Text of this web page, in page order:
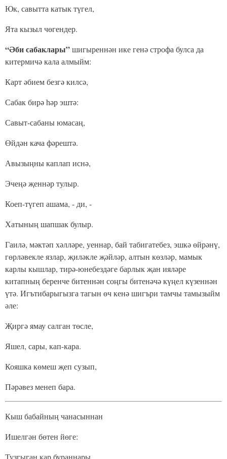
Юк, савытта катык түгел,
Ята кызыл чөгендер.
“Әби сабаклары”шигыреннән ике генә строфа булса да
китермичә кала алмыйм:
Карт әбием безгә килсә,
Сабак бирә һәр эштә:
Савыт-сабаны юмасаң,
Өйдән кача фәрештә.
Авызыңны каплап иснә,
Эчеңә җеннәр тулыр.
Коеп-түгеп ашама, - ди, -
Хатының шапшак булыр.
Гаилә, мәктәп хәлләре, уеннар, бай табигатебез, эшкә өйрәнү,
гөрләвекле язлар, җиләкле җәйләр, алтын көзләр, мамык
карлы кышлар, тирә-юнебездәге барлык җан ияләре
китапның беренче битеннән соңгы битенәчә күңел күзеннән
үтә. Игътибарыгызга тагын өч кенә шигъри тамчы тамызыйм
әле:
Җиргә ямау салган төсле,
Яшел, сары, кап-кара.
Кояшка көмеш җеп сузып,
Пәрәвез менеп бара.
Кыш бабайның чанасыннан
Ишелгән бөтен йөге:
Тузгыган кар бураннары,